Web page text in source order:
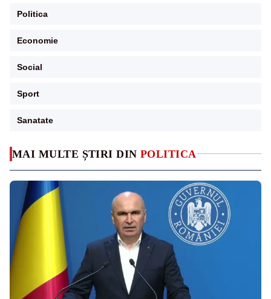
MAI MULTE ȘTIRI DIN POLITICA
Politica
Economie
Social
Sport
Sanatate